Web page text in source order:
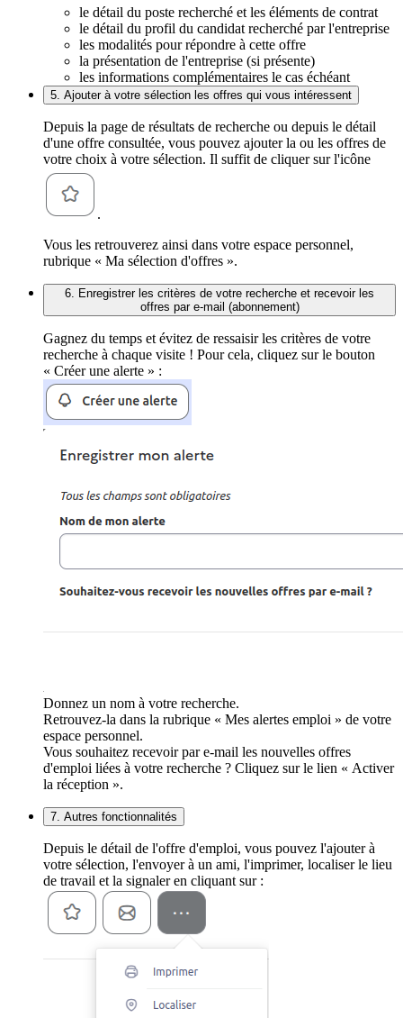
le détail du poste recherché et les éléments de contrat
le détail du profil du candidat recherché par l'entreprise
les modalités pour répondre à cette offre
la présentation de l'entreprise (si présente)
les informations complémentaires le cas échéant
5. Ajouter à votre sélection les offres qui vous intéressent
Depuis la page de résultats de recherche ou depuis le détail
d'une offre consultée, vous pouvez ajouter la ou les offres de
votre choix à votre sélection. Il suffit de cliquer sur l'icône
.
Vous les retrouverez ainsi dans votre espace personnel,
rubrique « Ma sélection d'offres ».
6. Enregistrer les critères de votre recherche et recevoir les
offres par e-mail (abonnement)
Gagnez du temps et évitez de ressaisir les critères de votre
recherche à chaque visite ! Pour cela, cliquez sur le bouton
« Créer une alerte » :
Donnez un nom à votre recherche.
Retrouvez-la dans la rubrique « Mes alertes emploi » de votre
espace personnel.
Vous souhaitez recevoir par e-mail les nouvelles offres
d'emploi liées à votre recherche ? Cliquez sur le lien « Activer
la réception ».
7. Autres fonctionnalités
Depuis le détail de l'offre d'emploi, vous pouvez l'ajouter à
votre sélection, l'envoyer à un ami, l'imprimer, localiser le lieu
de travail et la signaler en cliquant sur :